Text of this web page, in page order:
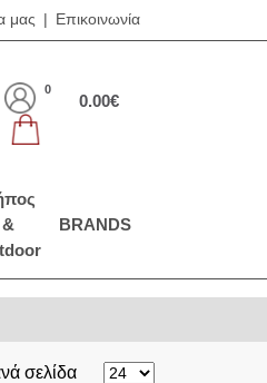
μας Επικοινωνία
0
0.00€
&
BRANDS
σελίδα